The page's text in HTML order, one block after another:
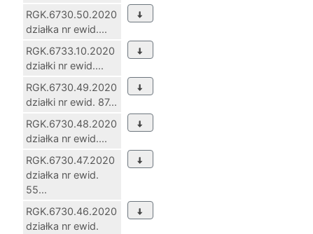
RGK.6730.50.2020
działka nr ewid....
RGK.6733.10.2020
działki nr ewid....
RGK.6730.49.2020
działki nr ewid. 87...
RGK.6730.48.2020
działka nr ewid....
RGK.6730.47.2020
działka nr ewid.
55...
RGK.6730.46.2020
działka nr ewid.